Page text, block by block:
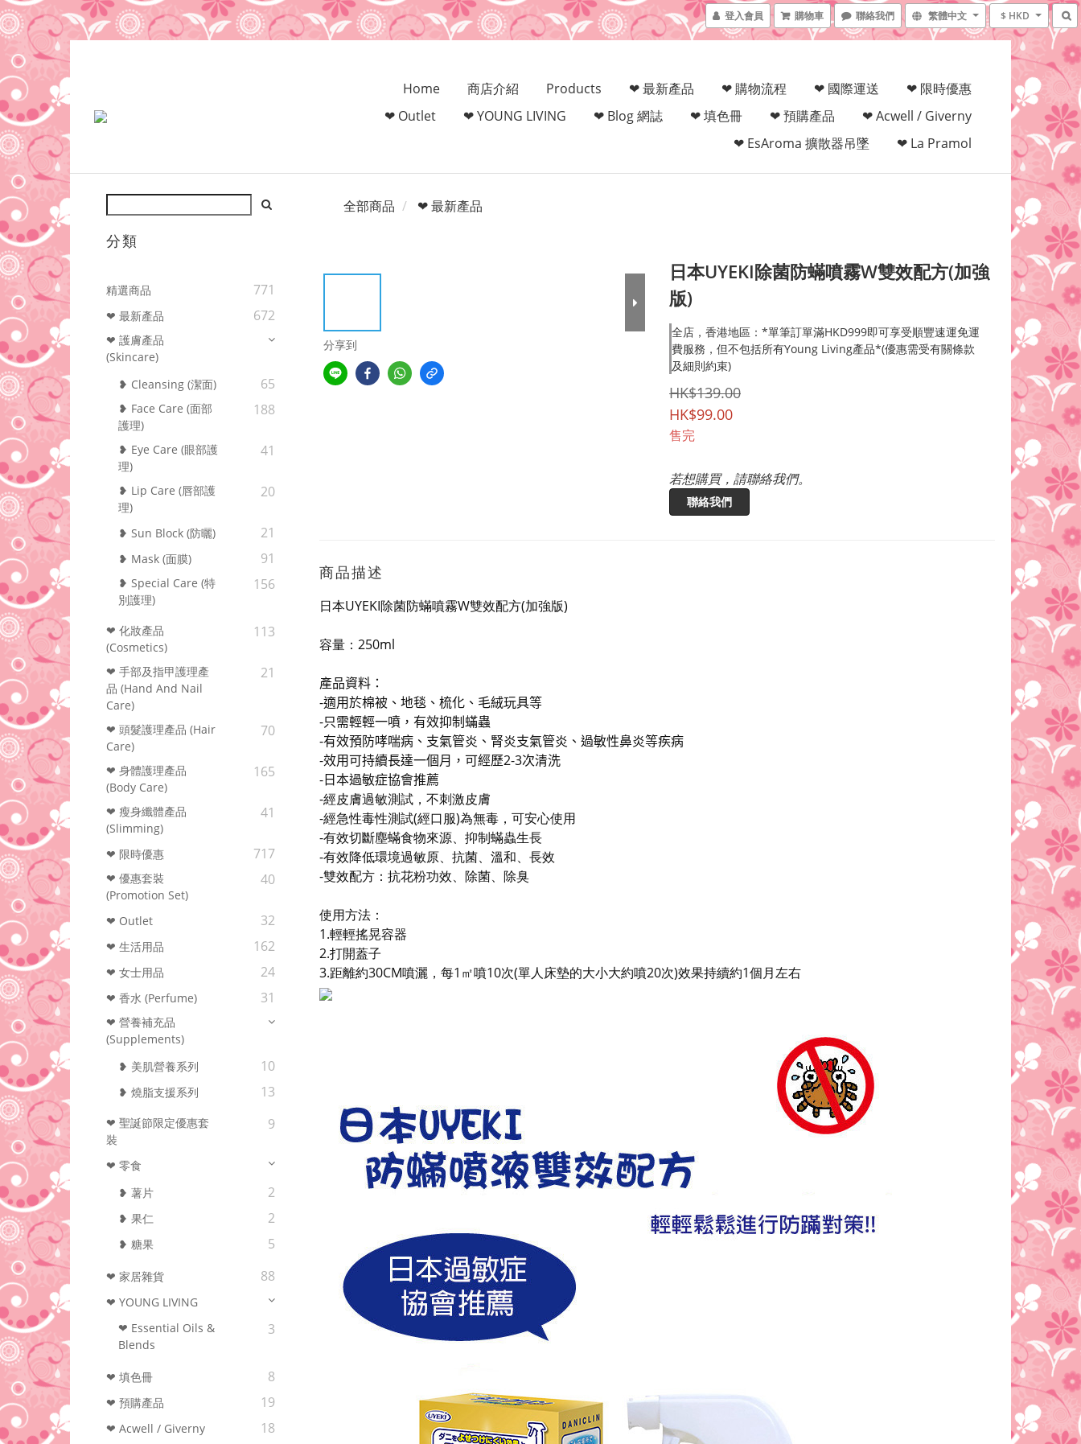
登入會員 購物車 聯絡我們 繁體中文 $ HKD
Home 商店介紹 Products ❤ 最新產品 ❤ 購物流程 ❤ 國際運送
❤ 限時優惠
❤ Outlet
❤ YOUNG LIVING ❤ Blog 網誌 ❤ 填色冊 ❤ 預購產品
❤ Acwell / Giverny
❤ EsAroma 擴散器吊墜
❤ La Pramol
分類
精選商品 771
❤ 最新產品 672
❤ 護膚產品
(Skincare)
❥ Cleansing (潔面)
65
❥ Face Care (面部
護理)
188
❥ Eye Care (眼部護
理)
41
❥ Lip Care (唇部護
理)
20
❥ Sun Block (防曬) 21
❥ Mask (面膜) 91
❥ Special Care (特
別護理)
156
❤ 化妝產品
(Cosmetics)
113
❤ 手部及指甲護理產
品 (Hand And Nail
Care)
21
❤ 頭髮護理產品 (Hair
Care)
70
❤ 身體護理產品
(Body Care)
165
❤ 瘦身纖體產品
(Slimming)
41
❤ 限時優惠 717
❤ 優惠套裝
(Promotion Set)
40
❤ Outlet 32
❤ 生活用品 162
❤ 女士用品 24
❤ 香水 (Perfume) 31
❤ 營養補充品
(Supplements)
❥ 美肌營養系列
10
❥ 燒脂支援系列 13
❤ 聖誕節限定優惠套
裝
9
❤ 零食
❥ 薯片
2
❥ 果仁 2
❥ 糖果 5
❤ 家居雜貨 88
❤ YOUNG LIVING
❤ Essential Oils &
Blends
3
❤ 填色冊 8
❤ 預購產品 19
❤ Acwell / Giverny 18
全部商品 ❤ 最新產品
分享到
日本UYEKI除菌防蟎噴霧W雙效配方(加強
版)
全店，香港地區：*單筆訂單滿HKD999即可享受順豐速運免運
費服務，但不包括所有Young Living產品*(優惠需受有關條款
及細則約束)
HK$139.00
HK$99.00
售完
若想購買，請聯絡我們。
聯絡我們
商品描述
日本UYEKI除菌防蟎噴霧W雙效配方(加強版)
容量： 250ml
產品資料：
-適用於棉被、地毯、梳化、毛絨玩具等
-只需輕輕一噴，有效抑制蟎蟲
-有效預防哮喘病、支氣管炎、腎炎支氣管炎、過敏性鼻炎等疾病
-效用可持續長達一個月，可經歷2-3次清洗
-日本過敏症協會推薦
-經皮膚過敏測試，不刺激皮膚
-經急性毒性測試(經口服)為無毒，可安心使用
-有效切斷塵蟎食物來源、抑制蟎蟲生長
-有效降低環境過敏原、抗菌、溫和、長效
-雙效配方：抗花粉功效、除菌、除臭
使用方法：
1.輕輕搖晃容器
2.打開蓋子
3.距離約30CM噴灑，每1 ㎡噴10次(單人床墊的大小大約噴20次)效果持續約1個月左右